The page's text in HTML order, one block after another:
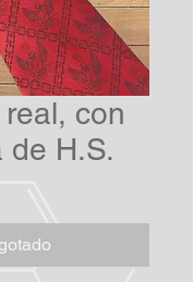
con
de H.S.